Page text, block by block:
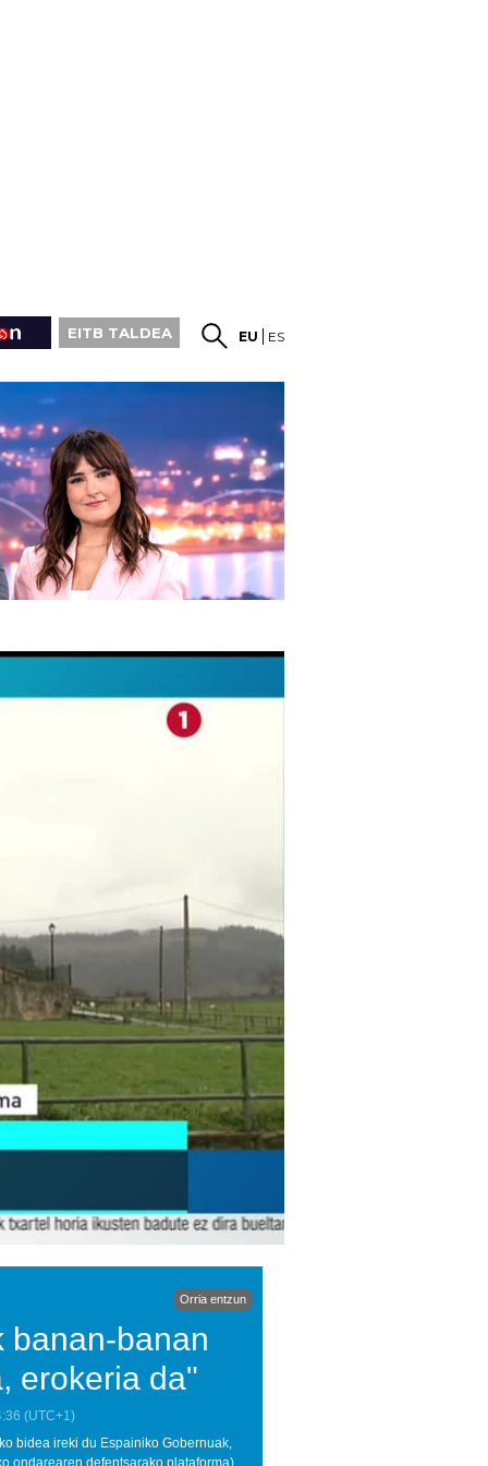
EITB TALDEA EU ES
Orria entzun
banan-banan
erokeria da"
(UTC+1)
bidea ireki du Espainiko Gobernuak,
ondarearen defentsarako plataforma)